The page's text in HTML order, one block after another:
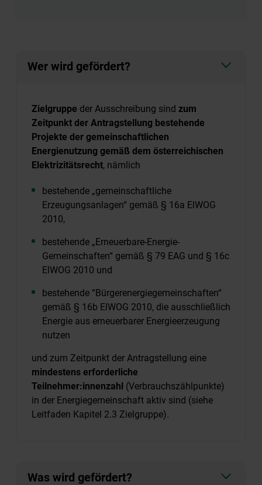
Wer wird gefördert?
Zielgruppe der Ausschreibung sind zum
Zeitpunkt der Antragstellung bestehende
Projekte der gemeinschaftlichen
Energienutzung gemäß dem österreichischen
Elektrizitätsrecht, nämlich
bestehende „gemeinschaftliche
Erzeugungsanlagen“ gemäß § 16a ElWOG
2010,
bestehende „Erneuerbare-Energie-
Gemeinschaften“ gemäß § 79 EAG und § 16c
ElWOG 2010 und
bestehende “Bürgerenergiegemeinschaften“
gemäß § 16b ElWOG 2010, die ausschließlich
Energie aus erneuerbarer Energieerzeugung
nutzen
und zum Zeitpunkt der Antragstellung eine
mindestens erforderliche
Teilnehmer:innenzahl (Verbrauchszählpunkte)
in der Energiegemeinschaft aktiv sind (siehe
Leitfaden Kapitel 2.3 Zielgruppe).
Was wird gefördert?